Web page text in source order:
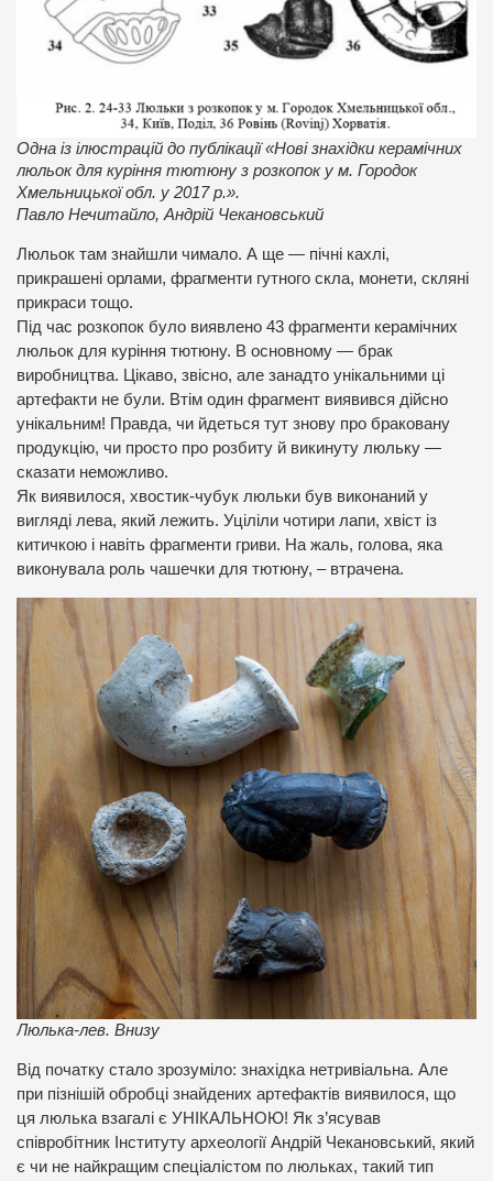
Одна із ілюстрацій до публікації «Нові знахідки керамічних
люльок для куріння тютюну з розкопок у м. Городок
Хмельницької обл. у 2017 р.».
Павло Нечитайло, Андрій Чекановський
Люльок там знайшли чимало. А ще — пічні кахлі,
прикрашені орлами, фрагменти гутного скла, монети, скляні
прикраси тощо.
Під час розкопок було виявлено 43 фрагменти керамічних
люльок для куріння тютюну. В основному — брак
виробництва. Цікаво, звісно, але занадто унікальними ці
артефакти не були. Втім один фрагмент виявився дійсно
унікальним! Правда, чи йдеться тут знову про браковану
продукцію, чи просто про розбиту й викинуту люльку —
сказати неможливо.
Як виявилося, хвостик-чубук люльки був виконаний у
вигляді лева, який лежить. Уціліли чотири лапи, хвіст із
китичкою і навіть фрагменти гриви. На жаль, голова, яка
виконувала роль чашечки для тютюну, – втрачена.
Люлька-лев. Внизу
Від початку стало зрозуміло: знахідка нетривіальна. Але
при пізнішій обробці знайдених артефактів виявилося, що
ця люлька взагалі є УНІКАЛЬНОЮ! Як з’ясував
співробітник Інституту археології Андрій Чекановський, який
є чи не найкращим спеціалістом по люльках, такий тип